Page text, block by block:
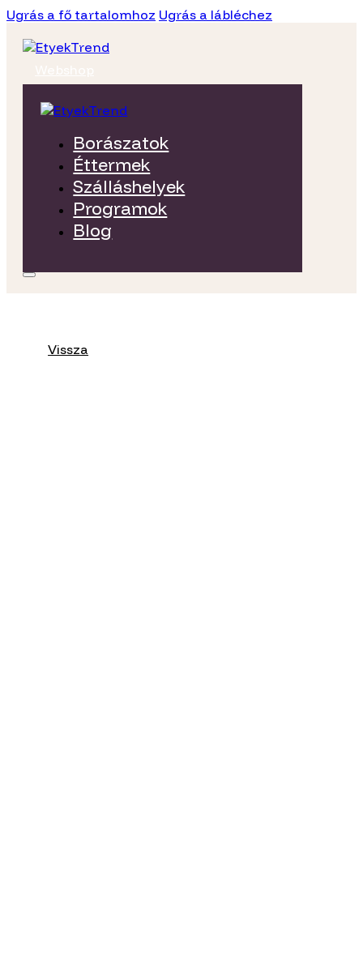
Ugrás a fő tartalomhoz Ugrás a lábléchez
Borászatok
Éttermek
Szálláshelyek
Programok
Blog
Vissza